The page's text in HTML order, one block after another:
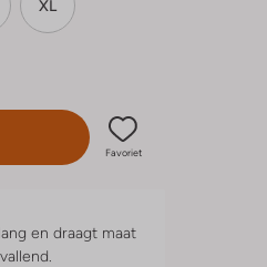
XL
Favoriet
en draagt maat
.